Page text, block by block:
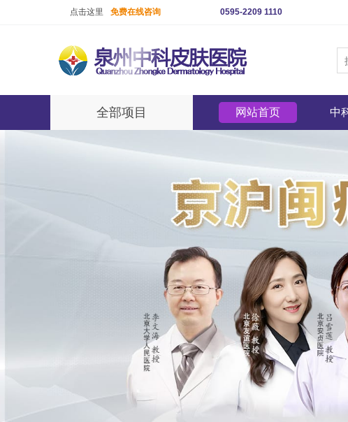
点击这里 免费在线咨询 0595-2209 1110
全部项目 网站首页 中